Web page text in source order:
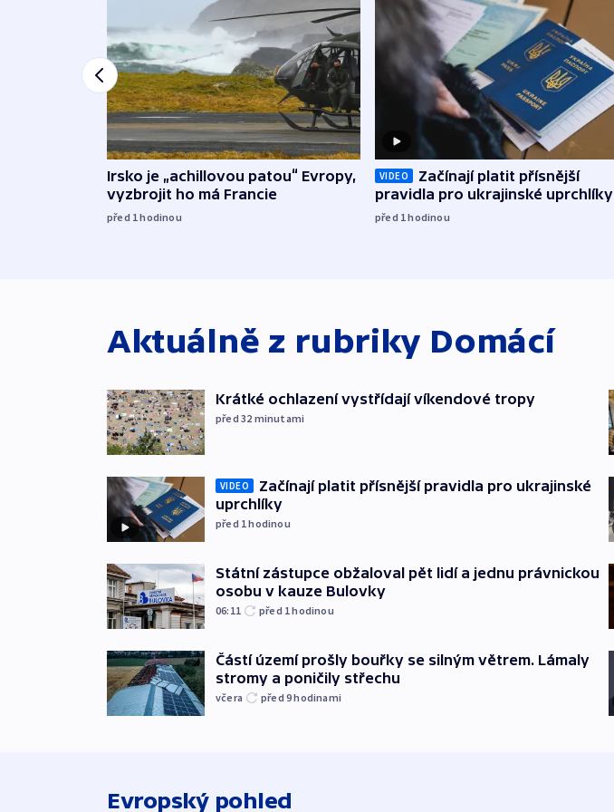
Irsko je „achillovou patou“ Evropy,
vyzbrojit ho má Francie
před 1hodinou
VIDEO
Začínají platit přísnější
pravidla pro ukrajinské uprchlíky
před 1hodinou
Aktuálně z rubriky Domácí
Krátké ochlazení vystřídají víkendové tropy
před 32 minutami
VIDEO
Začínají platit přísnější pravidla pro ukrajinské
uprchlíky
před 1hodinou
Státní zástupce obžaloval pět lidí a jednu právnickou
osobu v kauze Bulovky
06:11 před 1hodinou
Částí území prošly bouřky se silným větrem. Lámaly
stromy a poničily střechu
včera před 9hodinami
Evropský pohled